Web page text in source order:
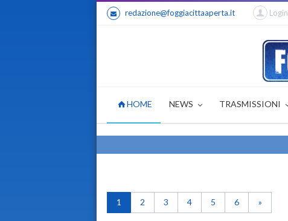
redazione@foggiacittaaperta.it Login
HOME NEWS TRASMISSIONI
1 2 3 4 5 6 »